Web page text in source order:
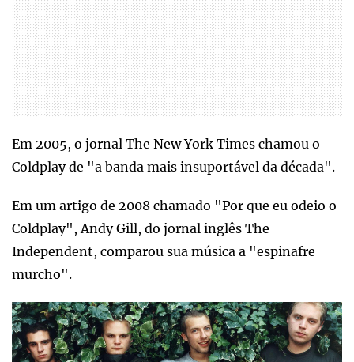
Em 2005, o jornal The New York Times chamou o
Coldplay de "a banda mais insuportável da década".
Em um artigo de 2008 chamado "Por que eu odeio o
Coldplay", Andy Gill, do jornal inglês The
Independent, comparou sua música a "espinafre
murcho".